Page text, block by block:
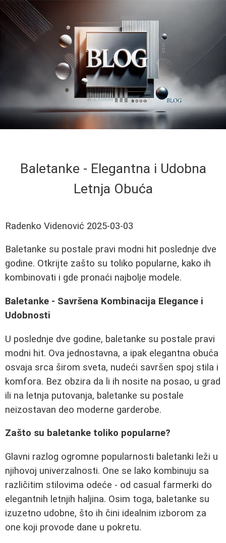
Baletanke - Elegantna i Udobna
Letnja Obuća
Radenko Videnović 2025-03-03
Baletanke su postale pravi modni hit poslednje dve
godine. Otkrijte zašto su toliko popularne, kako ih
kombinovati i gde pronaći najbolje modele.
Baletanke - Savršena Kombinacija Elegance i
Udobnosti
U poslednje dve godine, baletanke su postale pravi
modni hit. Ova jednostavna, a ipak elegantna obuća
osvaja srca širom sveta, nudeći savršen spoj stila i
komfora. Bez obzira da li ih nosite na posao, u grad
ili na letnja putovanja, baletanke su postale
neizostavan deo moderne garderobe.
Zašto su baletanke toliko popularne?
Glavni razlog ogromne popularnosti baletanki leži u
njihovoj univerzalnosti. One se lako kombinuju sa
različitim stilovima odeće - od casual farmerki do
elegantnih letnjih haljina. Osim toga, baletanke su
izuzetno udobne, što ih čini idealnim izborom za
one koji provode dane u pokretu.